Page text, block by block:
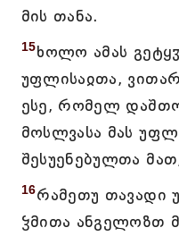
მის თანა.
15ხოლო ამას
უფლისაჲთა,
ესე, რომელ
მოსლვასა მას
შესუენებულთა
16რამეთუ თავადი
ჴმითა ანგელოზთ